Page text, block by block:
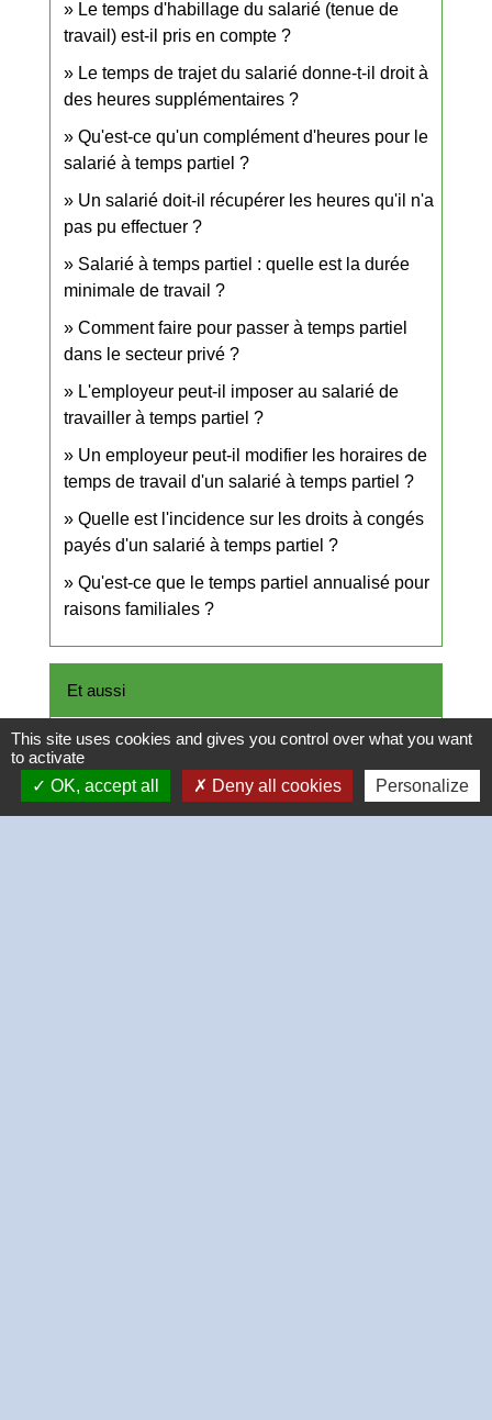
Le temps d'habillage du salarié (tenue de
travail) est-il pris en compte ?
Le temps de trajet du salarié donne-t-il droit à
des heures supplémentaires ?
Qu'est-ce qu'un complément d'heures pour le
salarié à temps partiel ?
Un salarié doit-il récupérer les heures qu'il n'a
pas pu effectuer ?
Salarié à temps partiel : quelle est la durée
minimale de travail ?
Comment faire pour passer à temps partiel
dans le secteur privé ?
L'employeur peut-il imposer au salarié de
travailler à temps partiel ?
Un employeur peut-il modifier les horaires de
temps de travail d'un salarié à temps partiel ?
Quelle est l'incidence sur les droits à congés
payés d'un salarié à temps partiel ?
Qu'est-ce que le temps partiel annualisé pour
raisons familiales ?
Et aussi
Congés dans le secteur privé
Travail - Formation
Conditions de travail dans le secteur privé
This site uses cookies and gives you control over what you want
to activate
OK, accept all
Deny all cookies Personalize